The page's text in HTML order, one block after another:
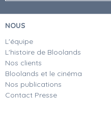
NOUS
L'équipe
L'histoire de Bloolands
Nos clients
Bloolands et le cinéma
Nos publications
Contact Presse